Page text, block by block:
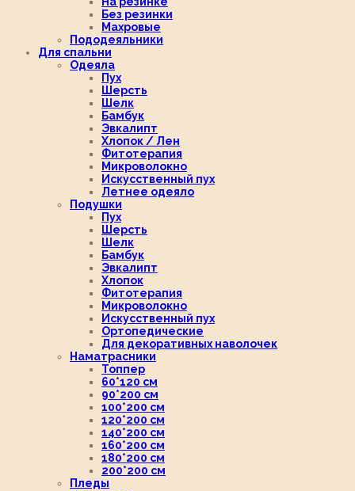
Без резинки
Махровые
Пододеяльники
Для спальни
Одеяла
Пух
Шерсть
Шелк
Бамбук
Эвкалипт
Хлопок / Лен
Фитотерапия
Микроволокно
Искусственный пух
Летнее одеяло
Подушки
Пух
Шерсть
Шелк
Бамбук
Эвкалипт
Хлопок
Фитотерапия
Микроволокно
Искусственный пух
Ортопедические
Для декоративных наволочек
Наматрасники
Топпер
60*120 см
90*200 см
100*200 см
120*200 см
140*200 см
160*200 см
180*200 см
200*200 см
Пледы